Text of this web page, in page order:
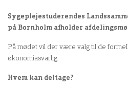
Sygeplejestuderendes
på Bornholm afholder
På mødet vil der være valg til de
økonomiasvarlig.
Hvem kan deltage?